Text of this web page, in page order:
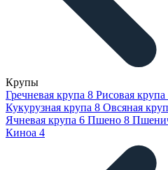
Крупы
Гречневая крупа 8 Рисовая крупа
Кукурузная крупа 8 Овсяная
Ячневая крупа 6 Пшено 8
Киноа 4